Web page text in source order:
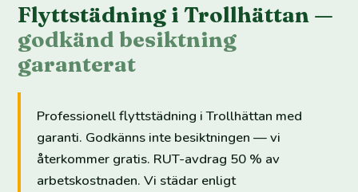
Flyttstädning i Trollhättan —
godkänd besiktning
garanterat
Professionell flyttstädning i Trollhättan med
garanti. Godkänns inte besiktningen — vi
återkommer gratis. RUT-avdrag 50 % av
arbetskostnaden. Vi städar enligt